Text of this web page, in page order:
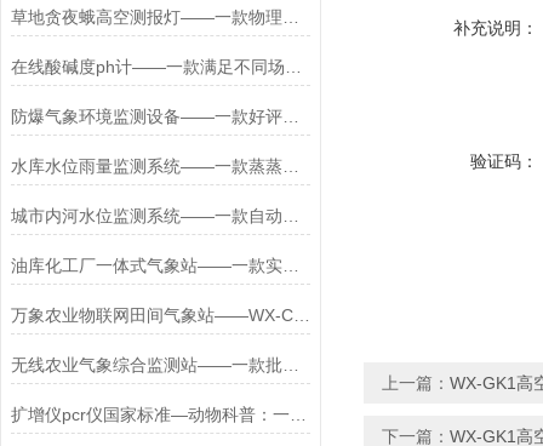
防爆气象环境监测设备——一款好评满天飞的危险场所气象站
水库水位雨量监测系统——一款蒸蒸日上的全自动雨量监测站2023发货飞快
万象农业物联网田间气象站——WX-CQ10一款乘风破浪农业微型气象站
无线农业气象综合监测站——一款批发不需要犹豫智能气象站2023已更新
扩增仪pcr仪国家标准—动物科普：一款物美价廉的定量pcr仪#（万象+2024）
补充说明：
验证码：
上一篇： WX-GK1高
下一篇： WX-GK1高